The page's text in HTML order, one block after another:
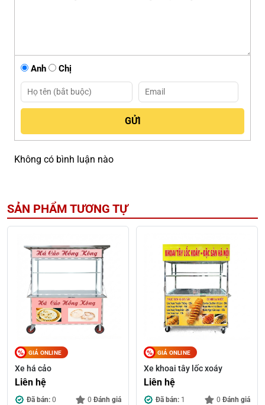
Anh Chị
Không có bình luận nào
SẢN PHẨM TƯƠNG TỰ
GIÁ ONLINE
Xe há cảo
Liên hệ
Đã bán: 0 0 Đánh giá
GIÁ ONLINE
Xe khoai tây lốc xoáy
Liên hệ
Đã bán: 1 0 Đánh giá